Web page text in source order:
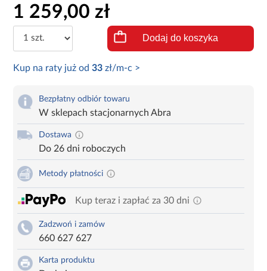
1 259,00 zł
Dodaj do koszyka
Kup na raty już od33 zł/m-c >
Bezpłatny odbiór towaru
W sklepach stacjonarnych Abra
Dostawa
Do 26 dni roboczych
Metody płatności
Kup teraz i zapłać za 30 dni
Zadzwoń i zamów
660 627 627
Karta produktu